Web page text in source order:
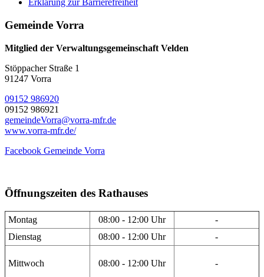
Erklärung zur Barrierefreiheit
Gemeinde Vorra
Mitglied der Verwaltungsgemeinschaft Velden
Stöppacher Straße 1
91247 Vorra
09152 986920
09152 986921
gemeindeVorra@vorra-mfr.de
www.vorra-mfr.de/
Facebook Gemeinde Vorra
Öffnungszeiten des Rathauses
Montag 08:00 - 12:00 Uhr
-
Dienstag
08:00 - 12:00 Uhr -
Mittwoch 08:00 - 12:00 Uhr -